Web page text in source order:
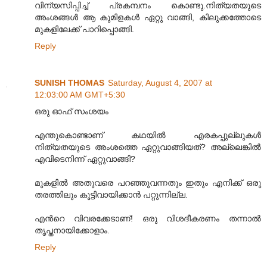
വിന്യസിപ്പിച്ച് പ്രകമ്പനം കൊണ്ടു.നിത്യതയുടെ
അംശങ്ങള്‍ ആ കുമിളകള്‍‍ ഏറ്റു വാങ്ങി, കിലുക്കത്തോടെ
മുകളിലേക്ക് പാറിപ്പൊങ്ങി.
Reply
SUNISH THOMAS Saturday, August 4, 2007 at
12:03:00 AM GMT+5:30
ഒരു ഓഫ് സംശയം
എന്തുകൊണ്ടാണ് കഥയില്‍ എരകപ്പുല്ലുകള്‍
നിത്യതയുടെ അംശത്തെ ഏറ്റുവാങ്ങിയത്? അല്ലെങ്കില്‍
എവിടെനിന്ന് ഏറ്റുവാങ്ങി?
മുകളില്‍ അതുവരെ പറഞ്ഞുവന്നതും ഇതും എനിക്ക് ഒരു
തരത്തിലും കൂട്ടിവായിക്കാന്‍ പറ്റുന്നില്ല.
എന്‍റെ വിവരക്കേടാണ്! ഒരു വിശദീകരണം തന്നാല്‍
തൃപ്തനായിക്കോളാം.
Reply